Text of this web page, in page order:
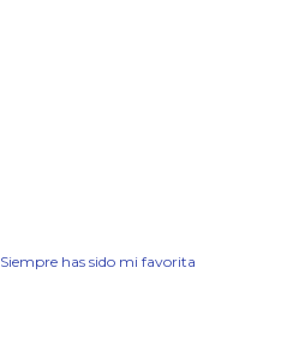
Siempre has sido mi favorita